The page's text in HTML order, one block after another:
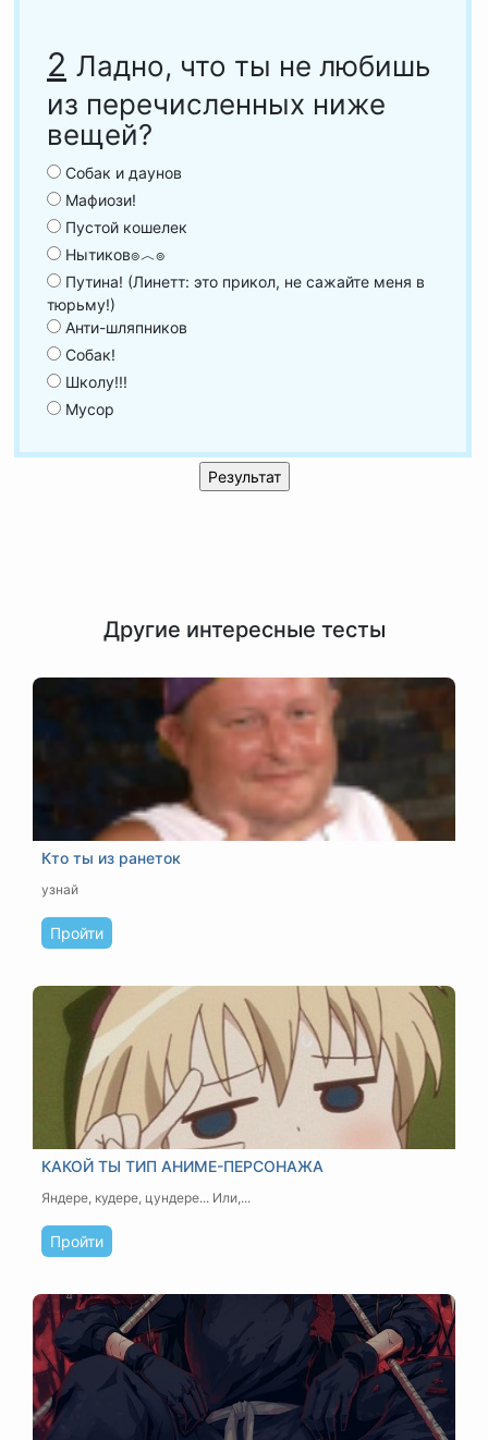
2 Ладно, что ты не любишь
из перечисленных ниже
вещей?
Собак и даунов
Мафиози!
Пустой кошелек
Нытиков๏︿๏
Путина! (Линетт: это прикол, не сажайте меня в
тюрьму!)
Анти-шляпников
Собак!
Школу!!!
Мусор
Другие интересные тесты
Кто ты из ранеток
узнай
Пройти
КАКОЙ ТЫ ТИП АНИМЕ-ПЕРСОНАЖА
Яндере, кудере, цундере... Или,...
Пройти